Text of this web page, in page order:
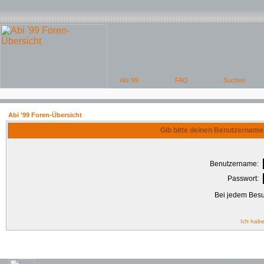
Abi '99 Foren-Übersicht
Gib bitte deinen
Benutzername:
Passwort:
Bei jedem
Ich